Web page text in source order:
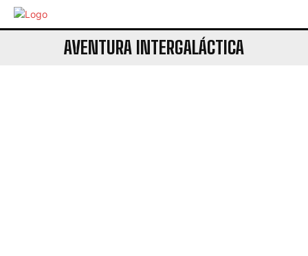
AVENTURA INTERGALÁCTICA